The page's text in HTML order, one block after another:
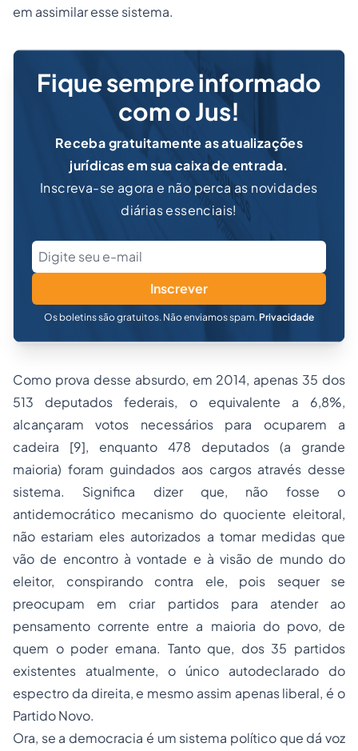
em assimilar esse sistema.
Fique sempre informado
com o Jus!
Receba gratuitamente as atualizações
jurídicas em sua caixa de entrada.
Inscreva-se agora e não perca as novidades
diárias essenciais!
Inscrever
Os boletins são gratuitos. Não enviamos spam. Privacidade
Como prova desse absurdo, em 2014, apenas 35 dos
513 deputados federais, o equivalente a 6,8%,
alcançaram votos necessários para ocuparem a
cadeira [9], enquanto 478 deputados (a grande
maioria) foram guindados aos cargos através desse
sistema. Significa dizer que, não fosse o
antidemocrático mecanismo do quociente eleitoral,
não estariam eles autorizados a tomar medidas que
vão de encontro à vontade e à visão de mundo do
eleitor, conspirando contra ele, pois sequer se
preocupam em criar partidos para atender ao
pensamento corrente entre a maioria do povo, de
quem o poder emana. Tanto que, dos 35 partidos
existentes atualmente, o único autodeclarado do
espectro da direita, e mesmo assim apenas liberal, é o
Partido Novo.
Ora, se a democracia é um sistema político que dá voz